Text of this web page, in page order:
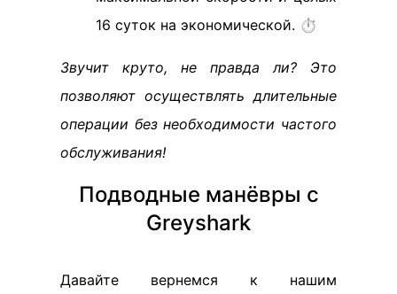
16 суток на экономической. ⏱️
Звучит круто, не правда ли? Это
позволяют осуществлять длительные
операции без необходимости частого
обслуживания!
Подводные манёвры с
Greyshark
Давайте вернемся к нашим